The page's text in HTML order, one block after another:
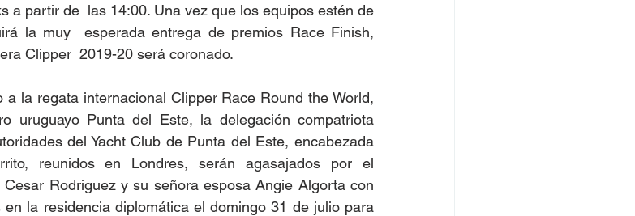
a partir de  las 14:00. Una vez que los equipos estén de
la muy  esperada entrega de premios Race Finish,
Clipper  2019-20 será coronado.
la regata internacional Clipper Race Round the World,
uruguayo Punta del Este, la delegación compatriota
del Yacht Club de Punta del Este, encabezada
reunidos en Londres, serán agasajados por el
Rodriguez y su señora esposa Angie Algorta con
la residencia diplomática el domingo 31 de julio para